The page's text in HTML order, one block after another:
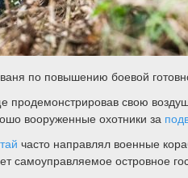
по повышению боевой
свою
вооруженные охотники за
часто направлял военные
самоуправляемое островное